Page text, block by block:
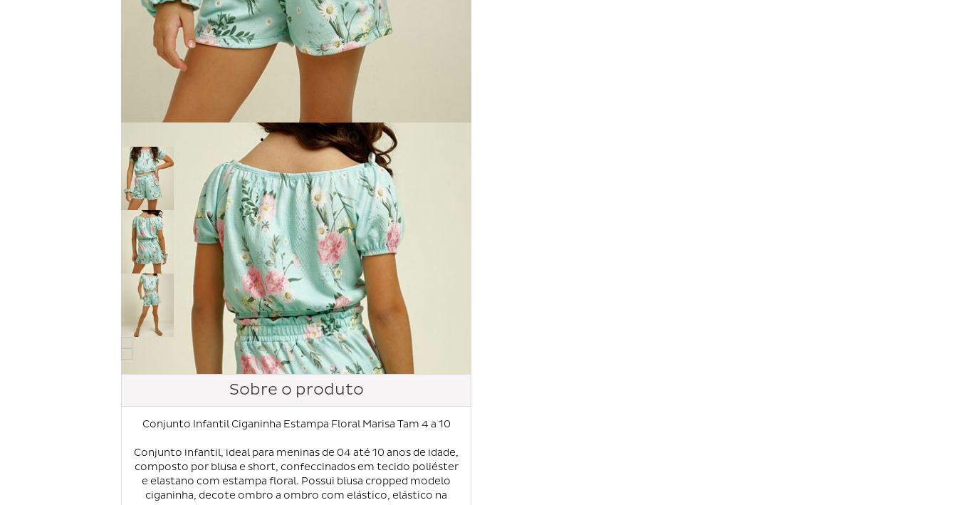
Sobre o produto
Conjunto Infantil Ciganinha Estampa Floral Marisa Tam 4 a 10
Conjunto infantil, ideal para meninas de 04 até 10 anos de idade,
composto por blusa e short, confeccinados em tecido poliéster
e elastano com estampa floral. Possui blusa cropped modelo
ciganinha, decote ombro a ombro com elástico, elástico na